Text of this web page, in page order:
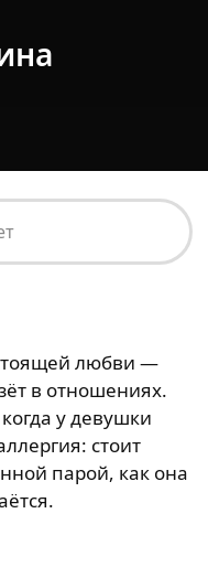
любви —
в отношениях.
у девушки
стоит
парой, как она